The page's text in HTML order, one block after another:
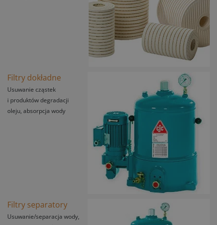
Filtry dokładne
Usuwanie cząstek
i produktów degradacji
oleju, absorpcja wody
Filtry separatory
Usuwanie/separacja wody,